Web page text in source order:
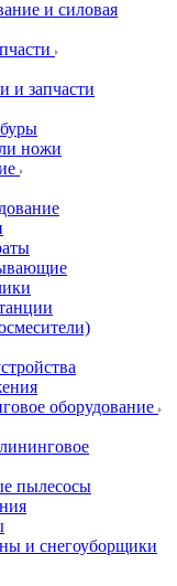
и силовая
и запчасти
ножи
оборудование
пылесосы
и снегоуборщики